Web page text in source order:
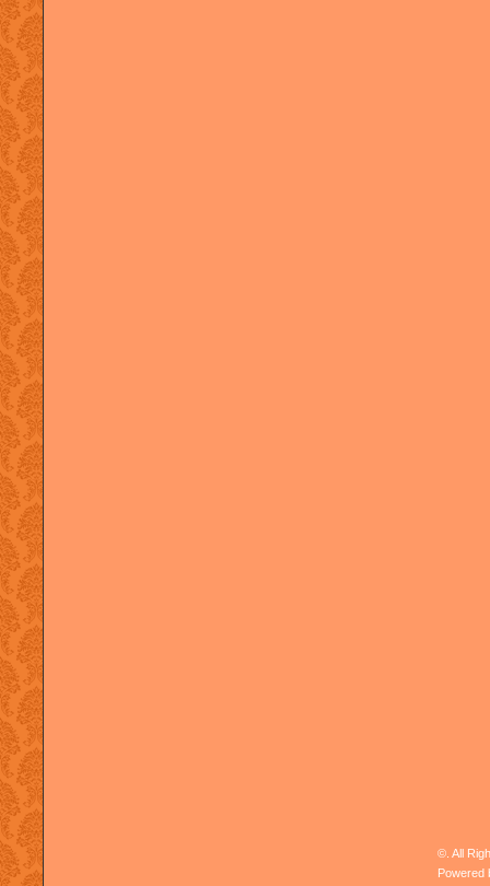
©. All
Powered